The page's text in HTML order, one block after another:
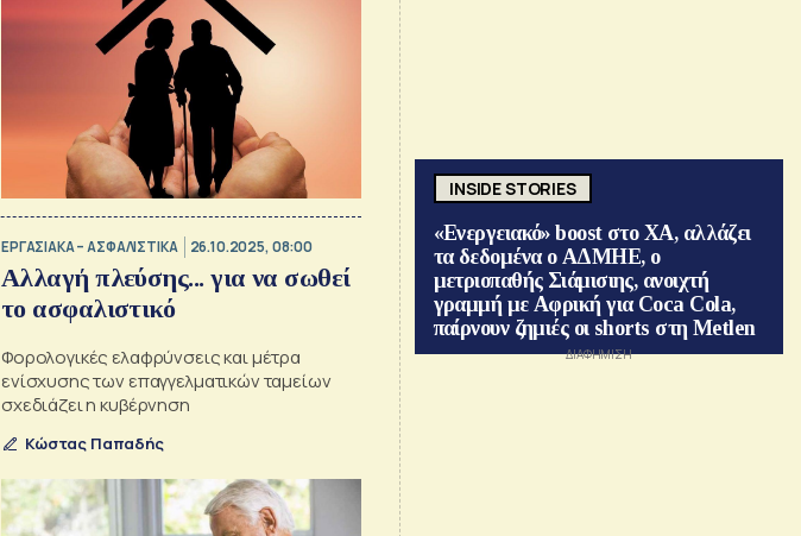
ΕΡΓΑΣΙΑΚΑ – ΑΣΦΑΛΙΣΤΙΚΑ 26.10.2025, 08:00
Αλλαγή πλεύσης... για να σωθεί
το ασφαλιστικό
Φορολογικές ελαφρύνσεις και μέτρα
ενίσχυσης των επαγγελματικών ταμείων
σχεδιάζει η κυβέρνηση
Κώστας Παπαδής
INSIDE STORIES
«Ενεργειακό» boost στο ΧΑ, αλλάζει
τα δεδομένα ο ΑΔΜΗΕ, ο
μετριοπαθής Σιάμισιης, ανοιχτή
γραμμή με Αφρική για Coca Cola,
παίρνουν ζημιές οι shorts στη Metlen